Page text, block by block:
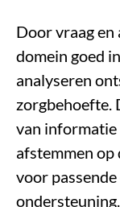
Door vraag en
domein goed
analyseren
zorgbehoefte.
van informatie
afstemmen op
voor
ondersteuning.